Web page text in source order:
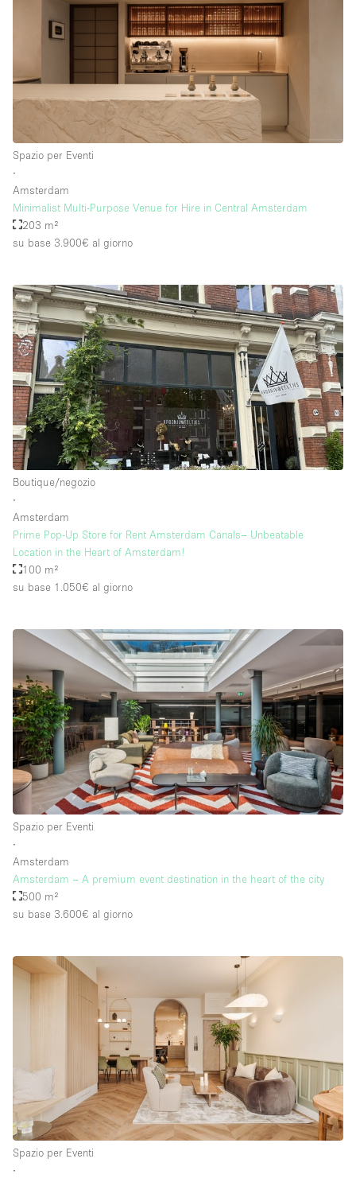
Spazio per Eventi
∙
Amsterdam
Minimalist Multi-Purpose Venue for Hire in Central Amsterdam
203 m²
su base 3.900€ al giorno
Boutique/negozio
∙
Amsterdam
Prime Pop-Up Store for Rent Amsterdam Canals– Unbeatable
Location in the Heart of Amsterdam!
100 m²
su base 1.050€ al giorno
Spazio per Eventi
∙
Amsterdam
Amsterdam – A premium event destination in the heart of the city
500 m²
su base 3.600€ al giorno
Spazio per Eventi
∙